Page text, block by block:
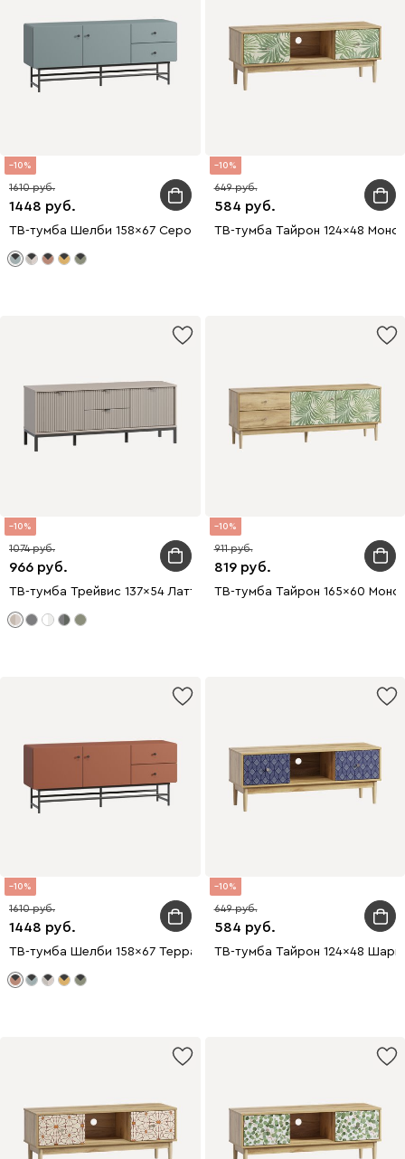
10
1448
1610
ТВ-тумба Шелби 158x67 Серо-зеленый
10
584
649
ТВ-тумба Тайрон 124x48
10
966
1074
ТВ-тумба Трейвис 137x54 Латте
10
819
911
ТВ-тумба Тайрон 165x60
10
1448
1610
ТВ-тумба Шелби 158x67 Терракотовый
10
584
649
ТВ-тумба Тайрон 124x48 Шарм